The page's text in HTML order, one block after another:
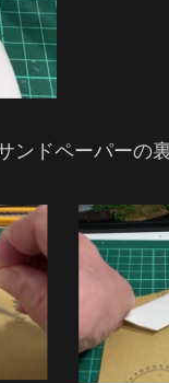
ンドペーパーの